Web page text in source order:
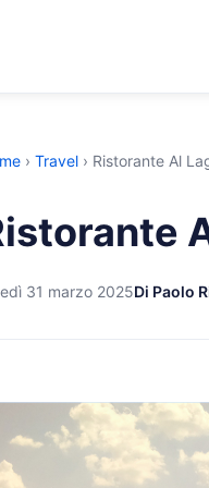
› Travel › Ristorante Al
31 marzo 2025Di Paolo